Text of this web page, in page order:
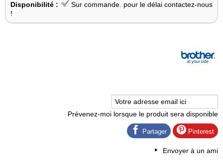
Disponibilité :
Sur commande. pour le délai contactez-nous
!
Prévenez-moi lorsque le produit sera disponible
Partager Pinterest
Envoyer à un ami